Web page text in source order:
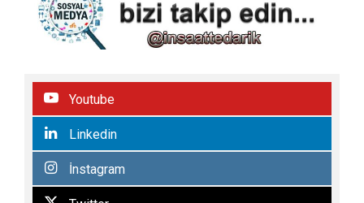
Youtube
Linkedin
İnstagram